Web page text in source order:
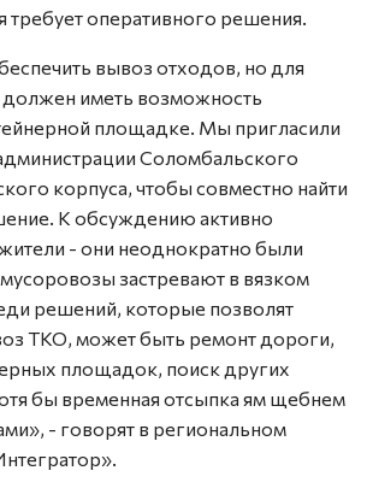
требует оперативного решения.
вывоз отходов, но для
должен иметь возможность
площадке. Мы пригласили
Соломбальского
корпуса, чтобы совместно найти
К обсуждению активно
- они неоднократно были
застревают в вязком
решений, которые позволят
ТКО, может быть ремонт дороги,
площадок, поиск других
бы временная отсыпка ям щебнем
- говорят в региональном